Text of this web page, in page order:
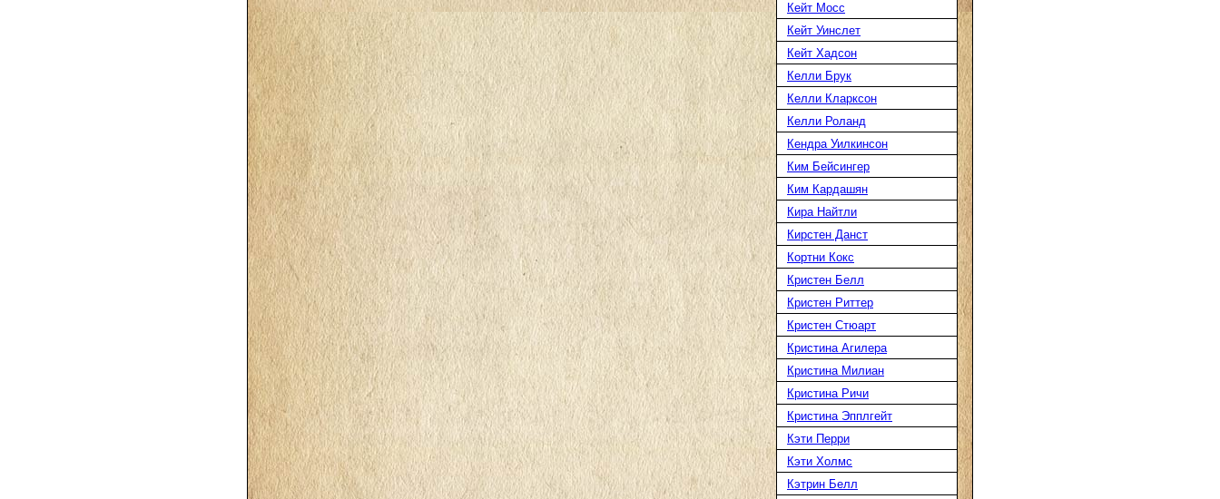
Кейт Мосс
Кейт Уинслет
Кейт Хадсон
Келли Брук
Келли Кларксон
Келли Роланд
Кендра Уилкинсон
Ким Бейсингер
Ким Кардашян
Кира Найтли
Кирстен Данст
Кортни Кокс
Кристен Белл
Кристен Риттер
Кристен Стюарт
Кристина Агилера
Кристина Милиан
Кристина Ричи
Кристина Эпплгейт
Кэти Перри
Кэти Холмс
Кэтрин Белл